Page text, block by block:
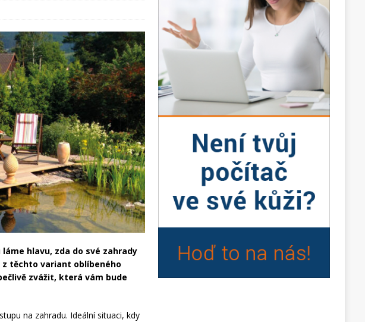
hlavu, zda do své zahrady
těchto variant oblíbeného
zvážit, která vám bude
na zahradu. Ideální situaci, kdy